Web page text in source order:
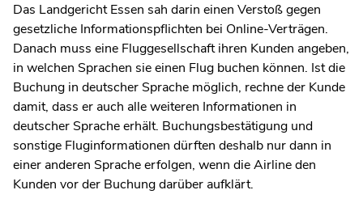
Das Landgericht Essen sah darin einen Verstoß gegen
gesetzliche Informationspflichten bei Online-Verträgen.
Danach muss eine Fluggesellschaft ihren Kunden angeben,
in welchen Sprachen sie einen Flug buchen können. Ist die
Buchung in deutscher Sprache möglich, rechne der Kunde
damit, dass er auch alle weiteren Informationen in
deutscher Sprache erhält. Buchungsbestätigung und
sonstige Fluginformationen dürften deshalb nur dann in
einer anderen Sprache erfolgen, wenn die Airline den
Kunden vor der Buchung darüber aufklärt.